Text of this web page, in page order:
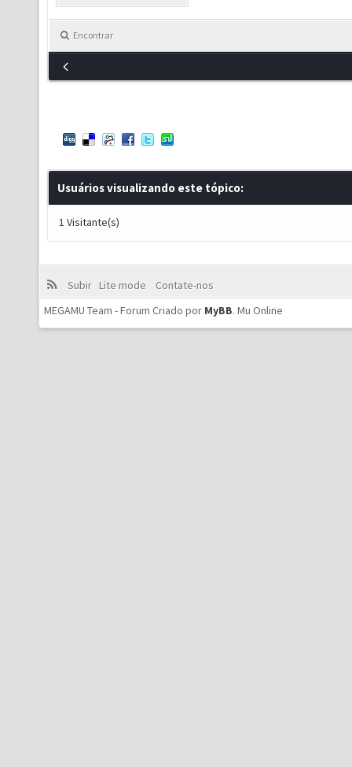
Encontrar
Usuários visualizando este tópico:
1 Visitante(s)
Subir Lite mode
Contate-nos
MEGAMU Team - Forum Criado por MyBB. Mu Online